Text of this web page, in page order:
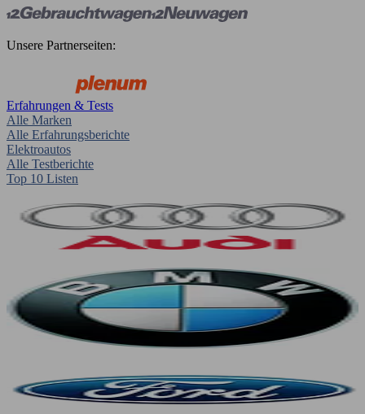
Unsere Partnerseiten:
Erfahrungen & Tests
Alle Marken
Alle Erfahrungsberichte
Elektroautos
Alle Testberichte
Top 10 Listen